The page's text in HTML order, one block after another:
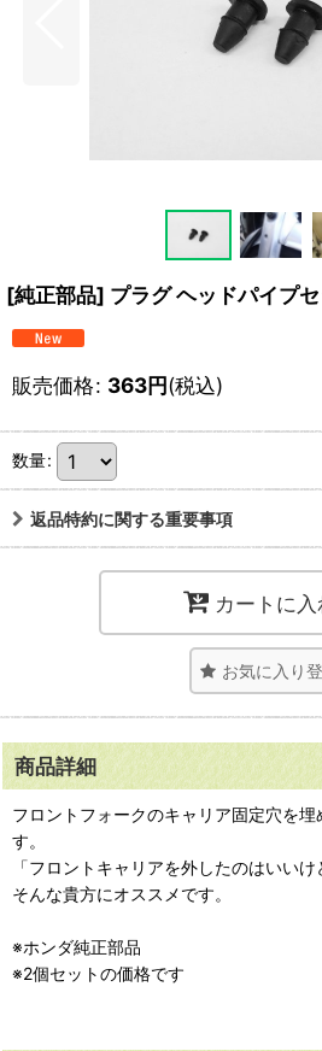
[純正部品] プラグ ヘッドパイプセ
販売価格: 363円(税込)
数量:
返品特約に関する重要事項
カートに入
お気に入り
商品詳細
フロントフォークのキャリア固定穴を
す。
「フロントキャリアを外したのはいい
そんな貴方にオススメです。
※ホンダ純正部品
※2個セットの価格です